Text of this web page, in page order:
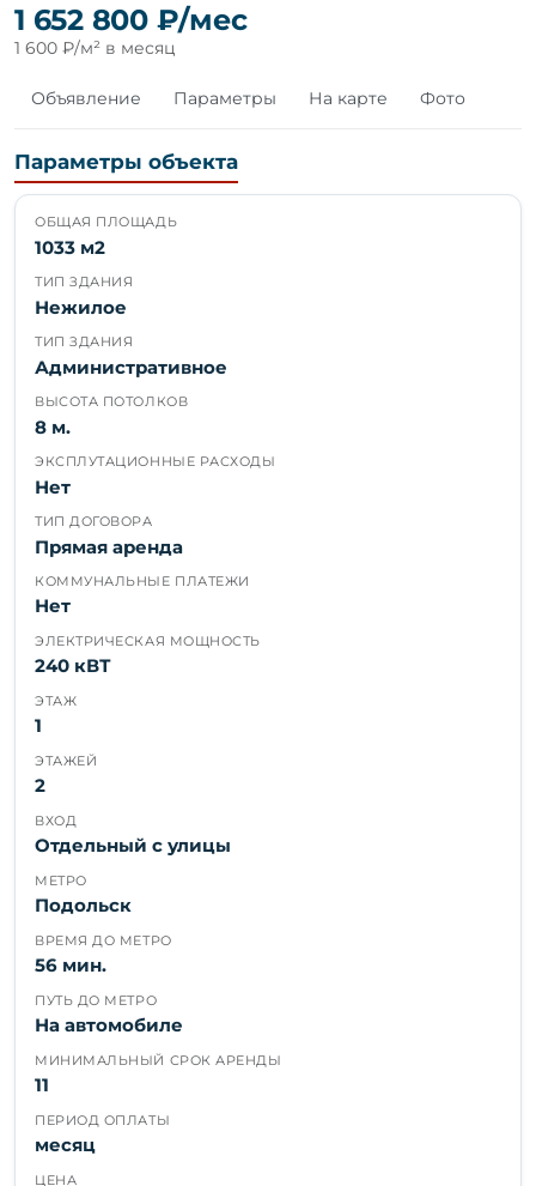
1 652 800 ₽/мес
1 600 ₽/м² в месяц
Объявление Параметры На карте Фото
Параметры объекта
ОБЩАЯ ПЛОЩАДЬ
1033 м2
ТИП ЗДАНИЯ
Нежилое
ТИП ЗДАНИЯ
Административное
ВЫСОТА ПОТОЛКОВ
8 м.
ЭКСПЛУТАЦИОННЫЕ РАСХОДЫ
Нет
ТИП ДОГОВОРА
Прямая аренда
КОММУНАЛЬНЫЕ ПЛАТЕЖИ
Нет
ЭЛЕКТРИЧЕСКАЯ МОЩНОСТЬ
240 кВТ
ЭТАЖ
1
ЭТАЖЕЙ
2
ВХОД
Отдельный с улицы
МЕТРО
Подольск
ВРЕМЯ ДО МЕТРО
56 мин.
ПУТЬ ДО МЕТРО
На автомобиле
МИНИМАЛЬНЫЙ СРОК АРЕНДЫ
11
ПЕРИОД ОПЛАТЫ
месяц
ЦЕНА